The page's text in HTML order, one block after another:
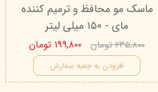
ماسک مو محافظ و ترمیم کننده
مای - ۱۵۰ میلی لیتر
۲۳۵,۸۰۰ تومان ۱۹۹,۸۰۰ تومان
افزودن به جعبه سفارش